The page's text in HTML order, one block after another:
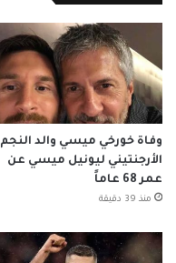
وفاة خورخي ميسي والد النجم
الأرجنتيني ليونيل ميسي عن
عمر 68 عاماً
منذ 39 دقيقة